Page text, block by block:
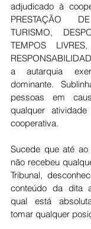
adjudicado à
PRESTAÇÃO
TURISMO,
TEMPOS
a autarquia
dominante.
pessoas em
qualquer
cooperativa.
Sucede que até
não recebeu
Tribunal,
conteúdo da dita
qual está
tomar qualquer